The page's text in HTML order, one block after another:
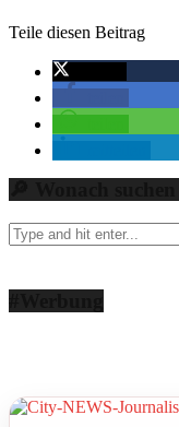
Teile diesen Beitrag